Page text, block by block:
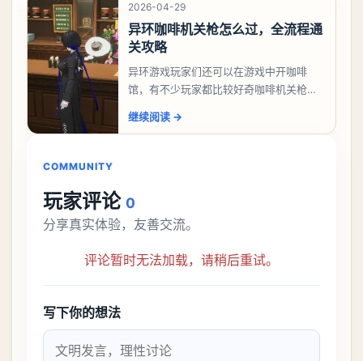
2026-04-29
异环咖啡机关枪怎么过，全流程通
关攻略
异环游戏玩家们还可以在游戏中开咖啡
馆，有不少玩家都比较好奇咖啡机关枪应
机关枪攻略。异环咖啡机关枪怎么过一、
继续阅读 →
COMMUNITY
玩家评论 0
分享真实体验，友善交流。
评论暂时无法加载，请稍后重试。
写下你的想法